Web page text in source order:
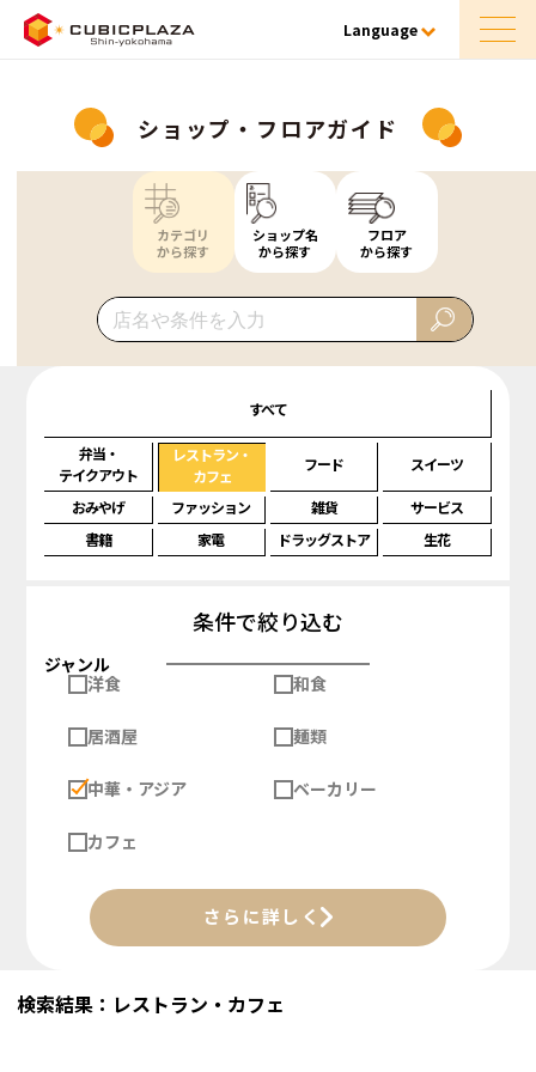
Language
ショップ・フロアガイド
カテゴリ
から探す
ショップ名
から探す
フロア
から探す
すべて
弁当・
テイクアウト
レストラン・
カフェ
フード スイーツ
おみやげ ファッション 雑貨
サービス
書籍
家電 ドラッグストア 生花
条件で絞り込む
ジャンル
洋食
和食
居酒屋 麺類
中華・アジア ベーカリー
カフェ
さらに詳しく
検索結果：レストラン・カフェ